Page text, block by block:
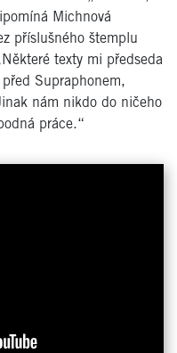
Michnová
příslušného štemplu
texty mi předseda
Supraphonem,
nám nikdo do ničeho
práce.“